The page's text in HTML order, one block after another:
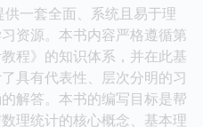
一套全面、系统且易于理
资源。本书内容严格遵循第
程》的知识体系，并在此基
具有代表性、层次分明的习
解答。本书的编写目标是帮
理统计的核心概念、基本理